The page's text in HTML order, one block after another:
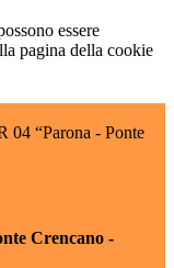
essere
pagina della cookie
04 “Parona - Ponte
Crencano -